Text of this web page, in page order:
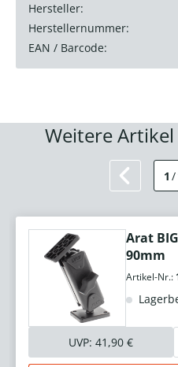
Hersteller:
Herstellernummer:
EAN / Barcode:
Weitere
1 /
Arat
90mm
Artikel-Nr.:
UVP: 41,90 €